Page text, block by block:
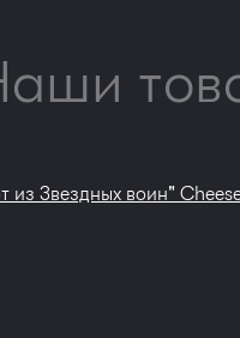
из Звездных воин"